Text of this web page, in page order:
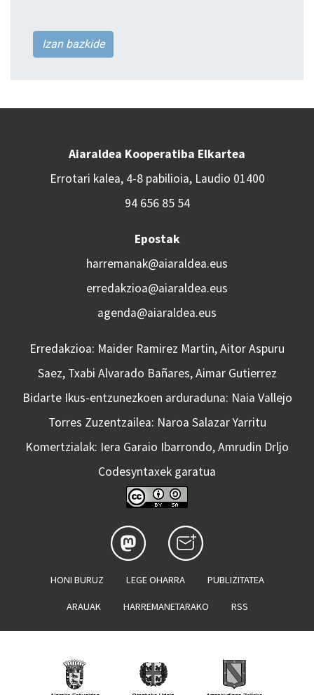
Izan bazkide
Aiaraldea Kooperatiba Elkartea
Errotari kalea, 4-8 pabilioia, Laudio 01400
94 656 85 54
Epostak
harremanak@aiaraldea.eus
erredakzioa@aiaraldea.eus
agenda@aiaraldea.eus
Erredakzioa: Maider Ramirez Martin, Aitor Aspuru
Saez, Txabi Alvarado Bañares, Aimar Gutierrez
Bidarte Ikus-entzunezkoen arduraduna: Naia Vallejo
Torres Zuzentzailea: Naroa Salazar Yarritu
Komertzialak: Iera Garaio Ibarrondo, Amrudin Drljo
Codesyntaxek garatua
HONI BURUZ LEGE OHARRA PUBLIZITATEA
ARAUAK HARREMANETARAKO RSS